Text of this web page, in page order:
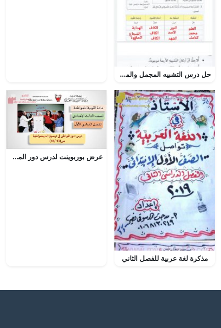
حل درس التشبيه المجمل والمفصل, (لغة عربية) الثامن
مذكرة لغة عربية للفصل الثاني
عرض بوربوينت لدرس دور المواطن في ترسيخ الديمقراطية